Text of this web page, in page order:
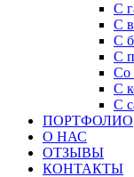
С
С
С
С
Со
С
С
ПОРТФОЛИО
О НАС
ОТЗЫВЫ
КОНТАКТЫ